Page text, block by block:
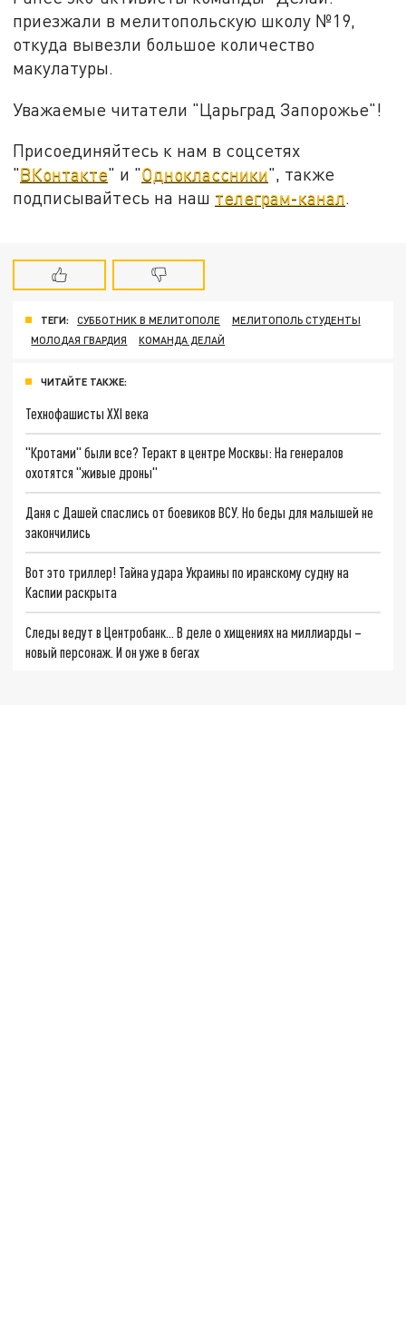
приезжали в мелитопольскую школу №19,
откуда вывезли большое количество
макулатуры.
Уважаемые читатели "Царьград Запорожье"!
Присоединяйтесь к нам в соцсетях
"ВКонтакте" и "Одноклассники", также
подписывайтесь на наш телеграм-канал.
ТЕГИ: СУББОТНИК В МЕЛИТОПОЛЕ
МЕЛИТОПОЛЬ СТУДЕНТЫ
МОЛОДАЯ ГВАРДИЯ
КОМАНДА ДЕЛАЙ
ЧИТАЙТЕ ТАКЖЕ:
Технофашисты XXI века
"Кротами" были все? Теракт в центре Москвы: На генералов
охотятся "живые дроны"
Даня с Дашей спаслись от боевиков ВСУ. Но беды для малышей не
закончились
Вот это триллер! Тайна удара Украины по иранскому судну на
Каспии раскрыта
Следы ведут в Центробанк… В деле о хищениях на миллиарды –
новый персонаж. И он уже в бегах